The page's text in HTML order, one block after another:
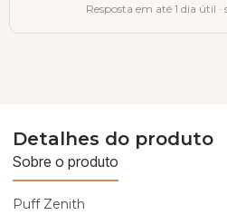
Resposta em até 1 dia útil
Detalhes do produto
Sobre o produto
Puff Zenith